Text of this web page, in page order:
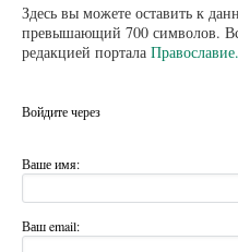
Здесь вы можете оставить к
превышающий 700 символов.
редакцией портала
Войдите через
Ваше имя:
Ваш email: